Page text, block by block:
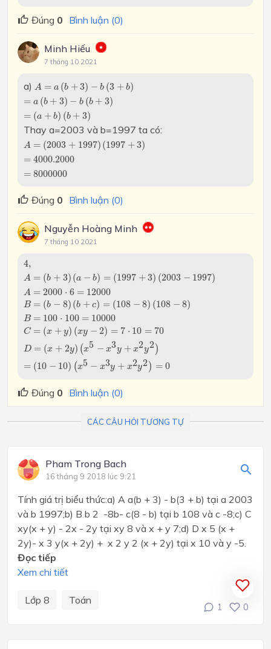
Đúng 0 Bình luận (0)
Minh Hiếu
7 tháng 10 2021
a) A = a (b +3) − b (3 + b)
A (b+3 ) −b +b)
= a (b + 3) − b (b + 3)
a( b+ 3 −b + 3)
= (a + b) (b + 3)
a+ b (b +3
Thay a=2003 và b=1997 ta có:
A = (2003 + 1997) (1997 +3)
A 2003+ 1997)(1997+ 3 )
= 4000.2000
=4000.2000
= 8000000
=8000000
Đúng 0 Bình luận (0)
Nguyễn Hoàng Minh
7 tháng 10 2021
4,
A = (b + 3) (a − b) = (1997 +3) (2003 − 1997)
A = 2000 ⋅ 6 = 12000
B = (b − 8) (b + c) = (108 − 8) (108 − 8)
B = 100 ⋅ 100 = 10000
C = (x + y) (xy − 2) = 7 ⋅ 10 = 70
D = (x + 2y) (x5 − x3y + x2y2)
= (10 − 10) (x5 − x3y + x2y2) = 0
4
Đúng 0 Bình luận (0)
CÁC CÂU HỎI TƯƠNG TỰ
Pham Trong Bach
16 tháng 9 2018 lúc 9:21
Tính giá trị biểu thức:a) A a(b + 3) - b(3 + b) tại a 2003
và b 1997;b) B b 2 -8b- c(8 - b) tại b 108 và c -8;c) C
xy(x + y) - 2x - 2y tại xy 8 và x + y 7;d) D x 5 (x +
2y)- x 3 y(x + 2y) + x 2 y 2 (x + 2y) tại x 10 và y -5.
Đọc tiếp
Xem chi tiết
Lớp 8 Toán
1 0